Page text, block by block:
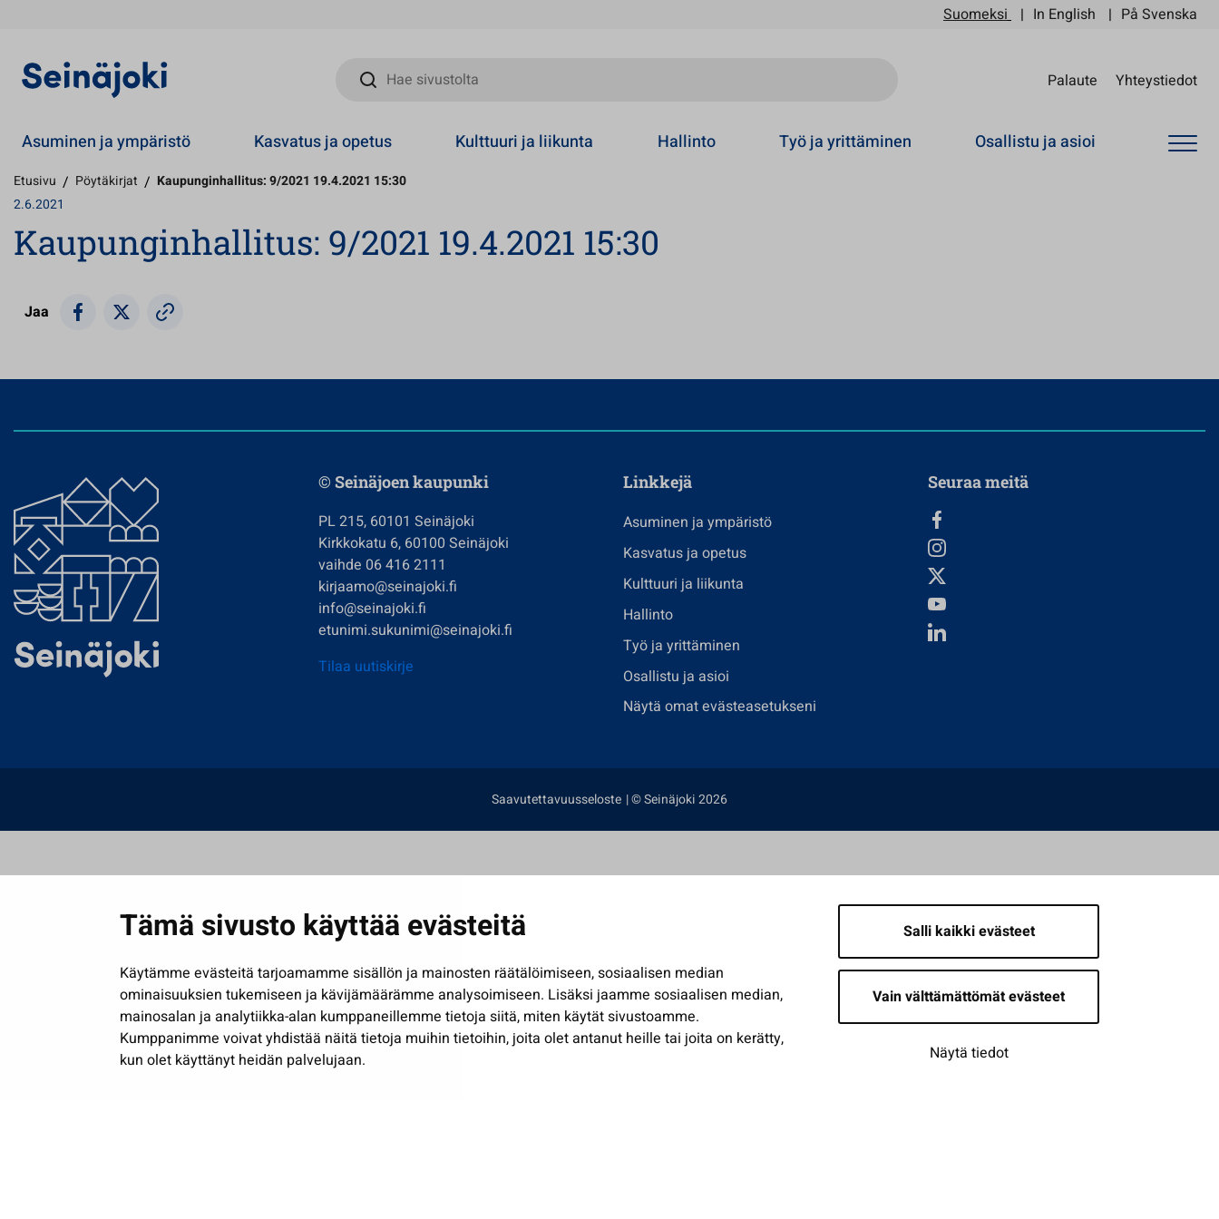
Tämä sivusto käyttää evästeitä
Käytämme evästeitä tarjoamamme sisällön ja mainosten räätälöimiseen, sosiaalisen median
ominaisuuksien tukemiseen ja kävijämäärämme analysoimiseen. Lisäksi jaamme sosiaalisen median,
mainosalan ja analytiikka-alan kumppaneillemme tietoja siitä, miten käytät sivustoamme.
Kumppanimme voivat yhdistää näitä tietoja muihin tietoihin, joita olet antanut heille tai joita on kerätty,
kun olet käyttänyt heidän palvelujaan.
Salli kaikki evästeet
Vain välttämättömät evästeet
Näytä tiedot
Suomeksi In English På Svenska
Hae sivustolta
Palaute Yhteystiedot
Asuminen ja ympäristö Kasvatus ja opetus Kulttuuri ja liikunta Hallinto Työ ja yrittäminen Osallistu ja asioi
Etusivu / Pöytäkirjat / Kaupunginhallitus: 9/2021 19.4.2021 15:30
2.6.2021
Kaupunginhallitus: 9/2021 19.4.2021 15:30
Jaa
© Seinäjoen kaupunki
PL 215, 60101 Seinäjoki
Kirkkokatu 6, 60100 Seinäjoki
vaihde 06 416 2111
kirjaamo@seinajoki.fi
info@seinajoki.fi
etunimi.sukunimi@seinajoki.fi
Tilaa uutiskirje
Linkkejä
Asuminen ja ympäristö
Kasvatus ja opetus
Kulttuuri ja liikunta
Hallinto
Työ ja yrittäminen
Osallistu ja asioi
Näytä omat evästeasetukseni
Seuraa meitä
Saavutettavuusseloste | © Seinäjoki 2026